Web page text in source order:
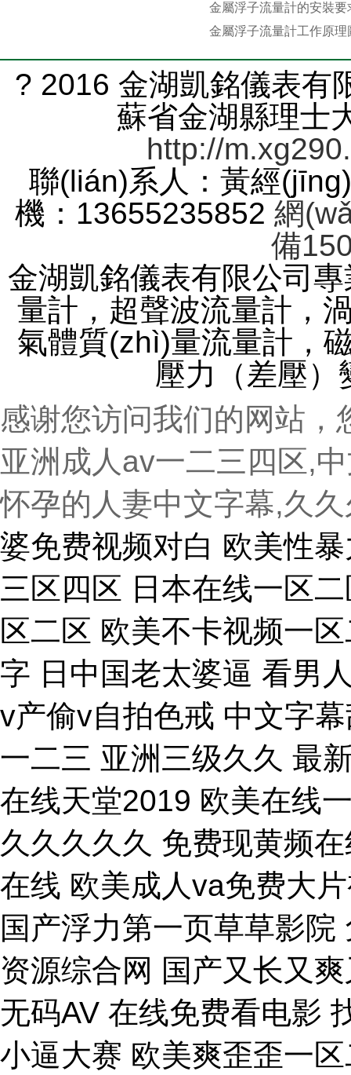
金屬浮子流量計的安裝要
金屬浮子流量計工作原理
? 2016 金湖凱銘儀表有
蘇省金湖縣理士
http://
聯(lián)系人：黃經
機：13655235852 網
備
金湖凱銘儀表有限公司
量計，超聲波流量計，
氣體質(zhì)量流量計，磁
壓力（差壓）
感谢您访问我们的网站，
亚洲成人av一二三四区,
怀孕的人妻中文字幕,久